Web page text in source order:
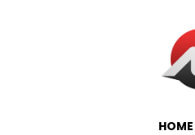
HOME